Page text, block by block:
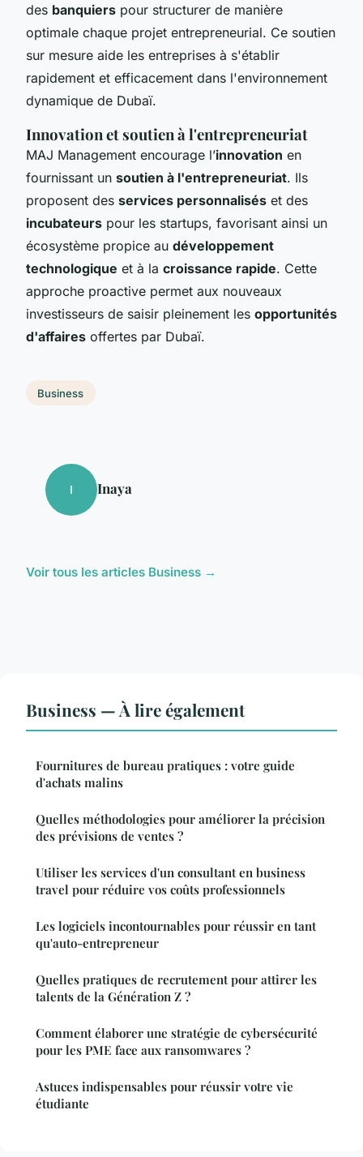
des banquiers pour structurer de manière
optimale chaque projet entrepreneurial. Ce soutien
sur mesure aide les entreprises à s'établir
rapidement et efficacement dans l'environnement
dynamique de Dubaï.
Innovation et soutien à l'entrepreneuriat
MAJ Management encourage l’innovation en
fournissant un soutien à l'entrepreneuriat. Ils
proposent des services personnalisés et des
incubateurs pour les startups, favorisant ainsi un
écosystème propice au développement
technologique et à la croissance rapide. Cette
approche proactive permet aux nouveaux
investisseurs de saisir pleinement les opportunités
d'affaires offertes par Dubaï.
Business
I Inaya
Voir tous les articles Business →
Business — À lire également
Fournitures de bureau pratiques : votre guide
d'achats malins
Quelles méthodologies pour améliorer la précision
des prévisions de ventes ?
Utiliser les services d'un consultant en business
travel pour réduire vos coûts professionnels
Les logiciels incontournables pour réussir en tant
qu'auto-entrepreneur
Quelles pratiques de recrutement pour attirer les
talents de la Génération Z ?
Comment élaborer une stratégie de cybersécurité
pour les PME face aux ransomwares ?
Astuces indispensables pour réussir votre vie
étudiante